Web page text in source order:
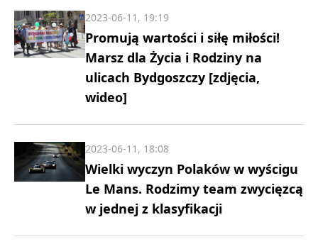
Promują wartości i siłę miłości!
Marsz dla Życia i Rodziny na
ulicach Bydgoszczy [zdjęcia,
wideo]
2023-06-11, 19:19
Wielki wyczyn Polaków w wyścigu
Le Mans. Rodzimy team zwycięzcą
w jednej z klasyfikacji
2023-06-11, 18:08